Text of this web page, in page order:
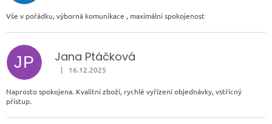
Vše v pořádku, výborná komunikace , maximální spokojenost
JP Jana Ptáčková
Hodnocení obchodu je 5 z 5 hvězdiček.
| 16.12.2025
Naprosto spokojena. Kvalitní zboží, rychlé vyřízení objednávky, vstřícný
přístup.